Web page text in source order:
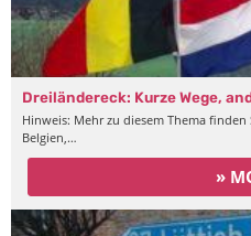
Dreiländereck: Kurze Wege,
Hinweis: Mehr zu diesem Thema finden
Belgien,…
»